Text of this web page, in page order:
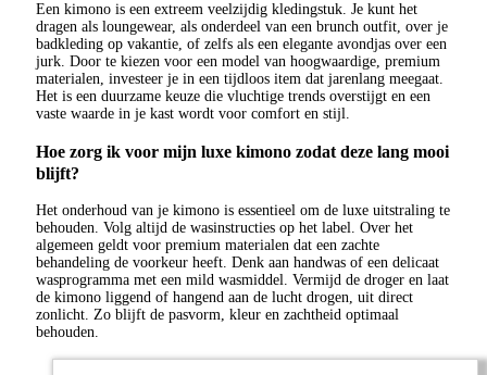
Een kimono is een extreem veelzijdig kledingstuk. Je kunt het
dragen als loungewear, als onderdeel van een brunch outfit, over je
badkleding op vakantie, of zelfs als een elegante avondjas over een
jurk. Door te kiezen voor een model van hoogwaardige, premium
materialen, investeer je in een tijdloos item dat jarenlang meegaat.
Het is een duurzame keuze die vluchtige trends overstijgt en een
vaste waarde in je kast wordt voor comfort en stijl.
Hoe zorg ik voor mijn luxe kimono zodat deze lang mooi
blijft?
Het onderhoud van je kimono is essentieel om de luxe uitstraling te
behouden. Volg altijd de wasinstructies op het label. Over het
algemeen geldt voor premium materialen dat een zachte
behandeling de voorkeur heeft. Denk aan handwas of een delicaat
wasprogramma met een mild wasmiddel. Vermijd de droger en laat
de kimono liggend of hangend aan de lucht drogen, uit direct
zonlicht. Zo blijft de pasvorm, kleur en zachtheid optimaal
behouden.